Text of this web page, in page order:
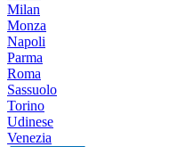
Milan
Monza
Napoli
Parma
Roma
Sassuolo
Torino
Udinese
Venezia